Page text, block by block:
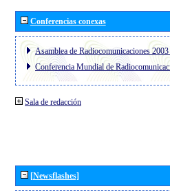
Conferencias conexas
Asamblea de Radiocomunicaciones
Conferencia Mundial de
Sala de redacción
[Newsflashes]